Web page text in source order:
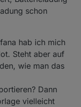
schon
hab ich mich
Steht aber auf
wie man das
Dann
vielleicht